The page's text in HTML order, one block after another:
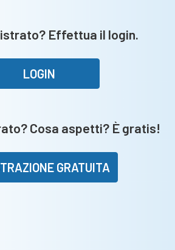
in
semifinale
Effettua il login.
LOGIN
Cosa aspetti? È gratis!
GRATUITA